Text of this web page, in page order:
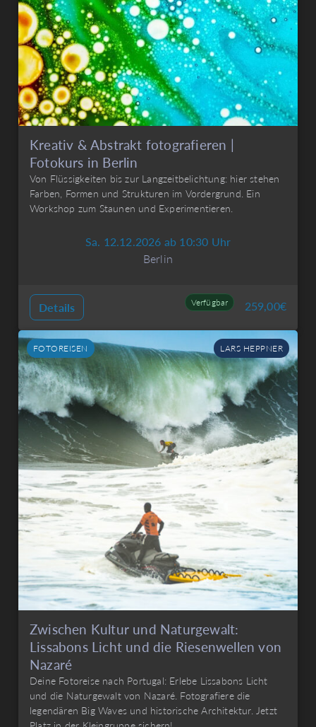
Kreativ & Abstrakt fotografieren |
Fotokurs in Berlin
Von Flüssigkeiten bis zur Langzeitbelichtung: hier stehen
Farben, Formen und Strukturen im Vordergrund. Ein
Workshop zum Staunen und Experimentieren.
Sa. 12.12.2026 ab 10:30 Uhr
Berlin
Details Verfügbar 259,00€
FOTOREISEN LARS HEPPNER
Zwischen Kultur und Naturgewalt:
Lissabons Licht und die Riesenwellen von
Nazaré
Deine Fotoreise nach Portugal: Erlebe Lissabons Licht
und die Naturgewalt von Nazaré. Fotografiere die
legendären Big Waves und historische Architektur. Jetzt